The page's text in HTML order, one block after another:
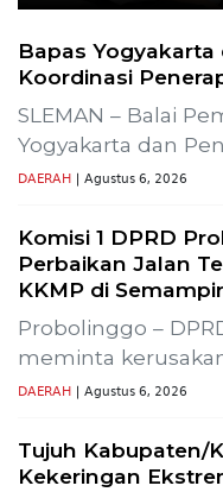
Pengurus Daerah
DAERAH | Juli 31, 2026
1